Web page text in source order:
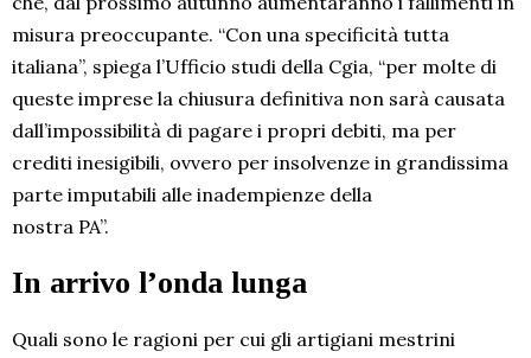
misura preoccupante. “Con una specificità tutta
italiana”, spiega l’Ufficio studi della Cgia, “per molte di
queste imprese la chiusura definitiva non sarà causata
dall’impossibilità di pagare i propri debiti, ma per
crediti inesigibili, ovvero per insolvenze in grandissima
parte imputabili alle inadempienze della
nostra PA”.
In arrivo l’onda lunga
Quali sono le ragioni per cui gli artigiani mestrini